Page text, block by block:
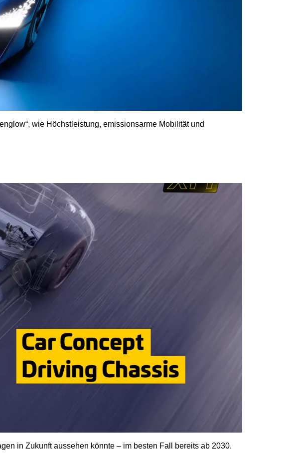
wie Höchstleistung, emissionsarme Mobilität und
in Zukunft aussehen könnte – im besten Fall bereits ab 2030.